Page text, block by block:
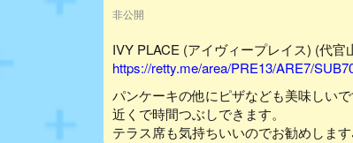
非公開
IVY PLACE (アイヴィープレイス) (代官
https://retty.me/area/PRE13/ARE7/
パンケーキの他にピザなども美味しい
近くで時間つぶしできます。
テラス席も気持ちいいのでお勧めしま